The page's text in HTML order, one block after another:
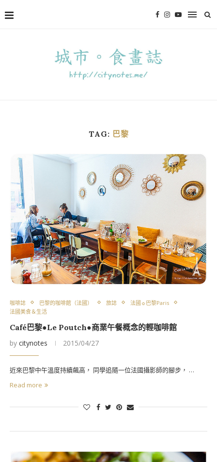
TAG: 巴黎
咖啡誌 巴黎的咖啡館（法國） 旅誌
法國☼巴黎Paris
法國美食＆生活
Café巴黎●Le Poutch●商業午餐概念的輕咖啡館
by citynotes 2015/04/27
近來巴黎中午溫度持續飆高， 同學追隨一位法國攝影師的腳步， …
Read more